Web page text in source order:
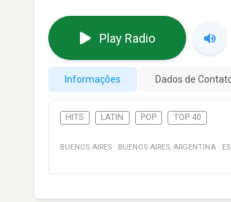
Play Radio
Informações Dados de
HITS LATIN POP TOP 40
BUENOS AIRES · BUENOS AIRES, ARGENTINA ·